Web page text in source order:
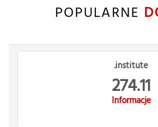
POPULARNE
.institute
274.11
Informacje